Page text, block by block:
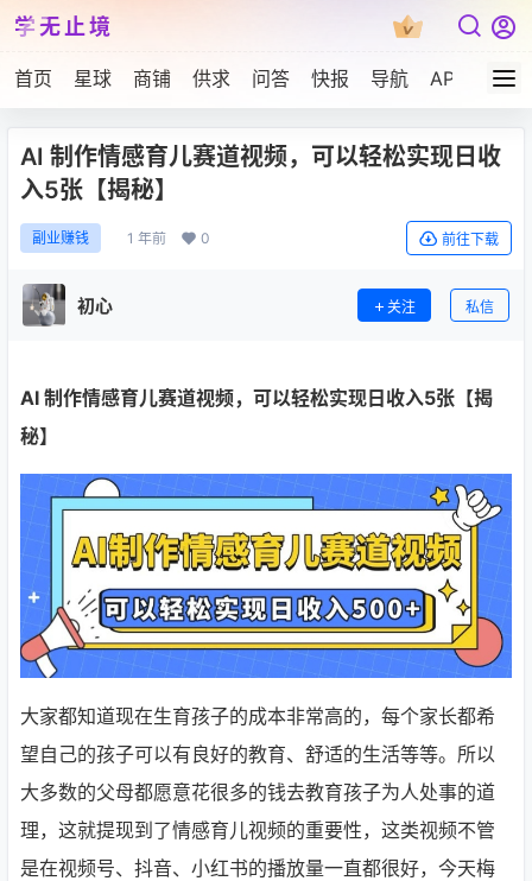
学无止境
首页 星球 商铺 供求 问答 快报 导航 APP下载
AI 制作情感育儿赛道视频，可以轻松实现日收
入5张【揭秘】
副业赚钱 1 年前 0 前往下载
初心 关注 私信
AI 制作情感育儿赛道视频，可以轻松实现日收入5张【揭
秘】
大家都知道现在生育孩子的成本非常高的，每个家长都希
望自己的孩子可以有良好的教育、舒适的生活等等。所以
大多数的父母都愿意花很多的钱去教育孩子为人处事的道
理，这就提现到了情感育儿视频的重要性，这类视频不管
是在视频号、抖音、小红书的播放量一直都很好，今天梅